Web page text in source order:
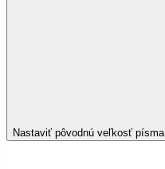
Nastaviť pôvodnú veľkosť písma